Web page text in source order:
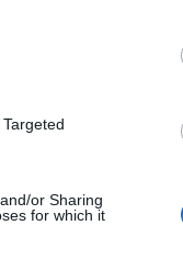
or Sharing
for which it
la Corona,
nella
e la